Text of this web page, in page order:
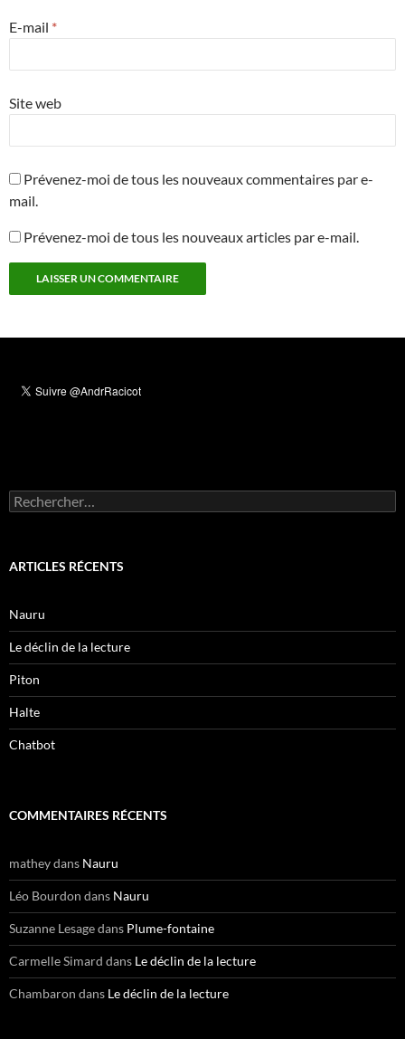
E-mail *
Site web
Prévenez-moi de tous les nouveaux commentaires par e-
mail.
Prévenez-moi de tous les nouveaux articles par e-mail.
Rechercher :
ARTICLES RÉCENTS
Nauru
Le déclin de la lecture
Piton
Halte
Chatbot
COMMENTAIRES RÉCENTS
matheydans Nauru
Léo Bourdon dans Nauru
Suzanne Lesagedans Plume-fontaine
Carmelle Simard dans Le déclin de la lecture
Chambaron dans Le déclin de la lecture